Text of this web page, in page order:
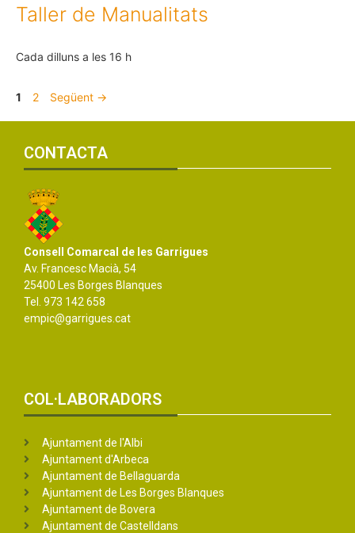
Taller de Manualitats
Cada dilluns a les 16 h
1 2 Següent →
CONTACTA
Consell Comarcal de les Garrigues
Av. Francesc Macià, 54
25400 Les Borges Blanques
Tel. 973 142 658
empic@garrigues.cat
COL·LABORADORS
Ajuntament de l'Albi
Ajuntament d'Arbeca
Ajuntament de Bellaguarda
Ajuntament de Les Borges Blanques
Ajuntament de Bovera
Ajuntament de Castelldans